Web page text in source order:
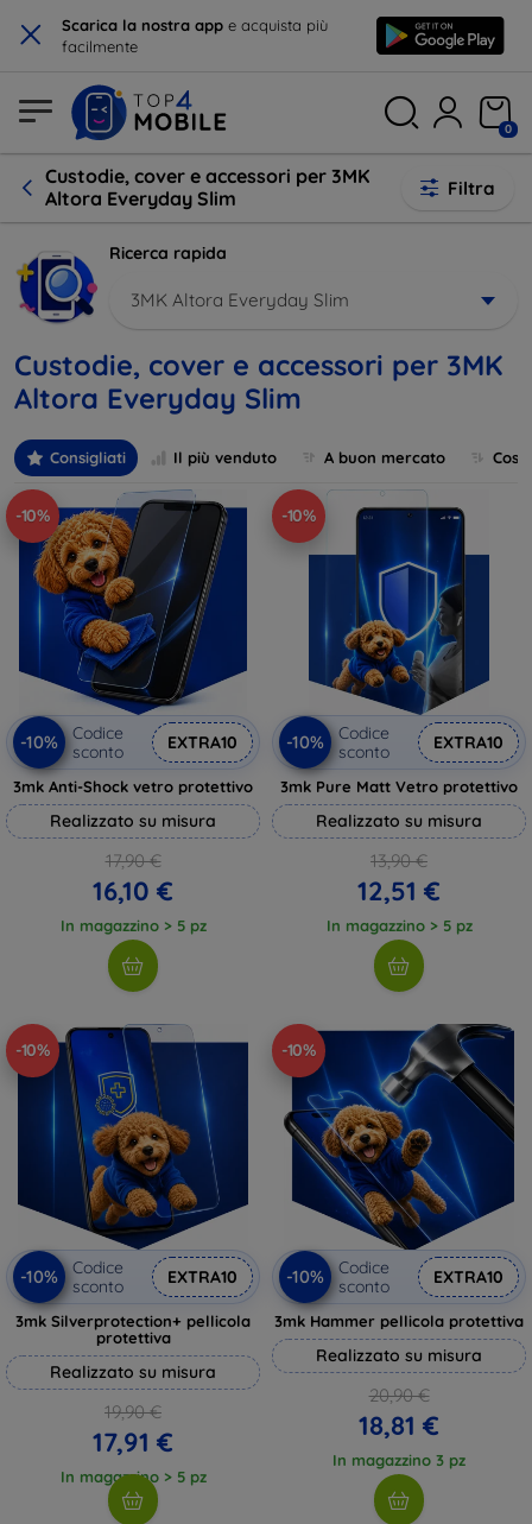
× Scarica la nostra app e acquista più
facilmente
0
Custodie, cover e accessori per 3MK
Altora Everyday Slim
Filtra
Ricerca rapida
3MK Altora Everyday Slim
Custodie, cover e accessori per 3MK
Altora Everyday Slim
Consigliati Il più venduto A buon mercato
-10%
-10%
Codice
sconto
EXTRA10
3mk Anti-Shock vetro protettivo
Realizzato su misura
17,90 €
16,10 €
In magazzino > 5 pz
-10%
-10%
Codice
sconto
EXTRA10
3mk Pure Matt Vetro protettivo
Realizzato su misura
13,90 €
12,51 €
In magazzino > 5 pz
-10%
-10%
Codice
sconto
EXTRA10
3mk Silverprotection+ pellicola
protettiva
Realizzato su misura
19,90 €
17,91 €
In magazzino > 5 pz
-10%
-10%
Codice
sconto
EXTRA10
3mk Hammer pellicola protettiva
Realizzato su misura
20,90 €
18,81 €
In magazzino 3 pz